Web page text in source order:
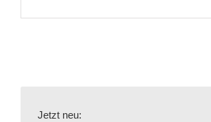
Jetzt neu: